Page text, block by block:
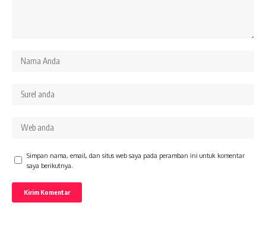
Simpan nama, email, dan situs web saya pada peramban ini untuk komentar
saya berikutnya.